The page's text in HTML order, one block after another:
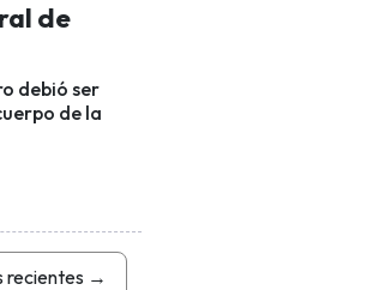
de
debió ser
de la
recientes →